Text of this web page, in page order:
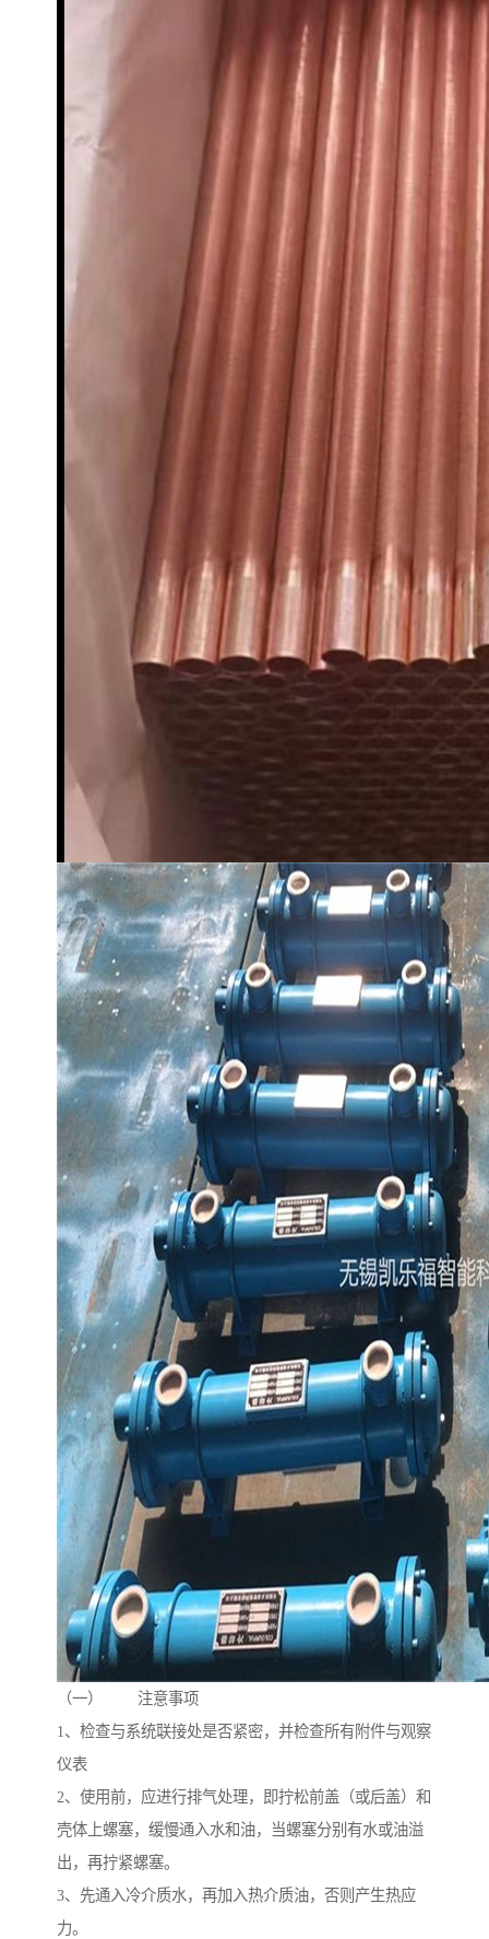
（一） 注意事项
1、检查与系统联接处是否紧密，并检查所有附件与观察
仪表
2、使用前，应进行排气处理，即拧松前盖（或后盖）和
壳体上螺塞，缓慢通入水和油，当螺塞分别有水或油溢
出，再拧紧螺塞。
3、先通入冷介质水，再加入热介质油，否则产生热应
力。